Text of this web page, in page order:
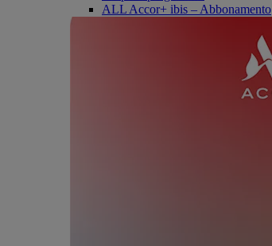
ALL Accor+ ibis – Abbonamento